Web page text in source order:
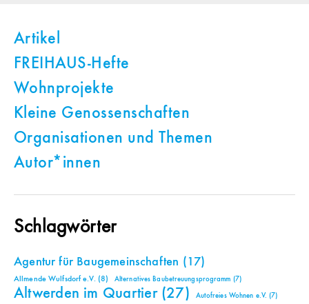
Artikel
FREIHAUS-Hefte
Wohnprojekte
Kleine Genossenschaften
Organisationen und Themen
Autor*innen
Schlagwörter
Agentur für Baugemeinschaften (17)
Allmende Wulfsdorf e.V. (8) Alternatives Baubetreuungsprogramm (7)
Altwerden im Quartier(27) Autofreies Wohnen e.V. (7)